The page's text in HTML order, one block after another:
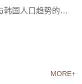
口趋势的比较分析
MORE+